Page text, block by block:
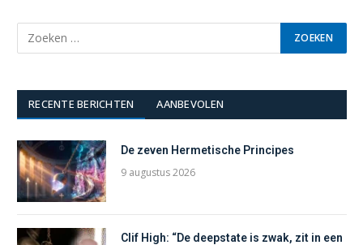
RECENTE BERICHTEN AANBEVOLEN
De zeven Hermetische Principes
9 augustus 2026
Clif High: “De deepstate is zwak, zit in een